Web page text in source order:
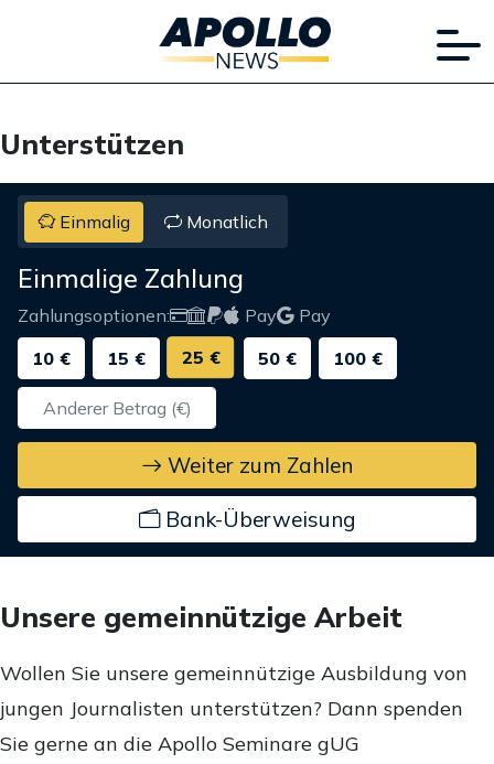
Unterstützen
Einmalig Monatlich
Einmalige Zahlung
Zahlungsoptionen: Pay
Pay
10 €
15 € 25 € 50 € 100 €
Weiter zum Zahlen
Bank-Überweisung
Unsere gemeinnützige Arbeit
Wollen Sie unsere gemeinnützige Ausbildung von
jungen Journalisten unterstützen? Dann spenden
Sie gerne an die Apollo Seminare gUG